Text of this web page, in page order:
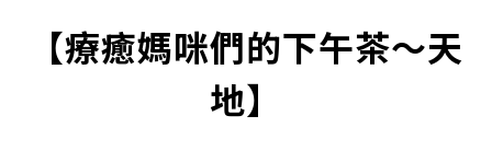
【療癒媽咪們的下午茶～天
地】